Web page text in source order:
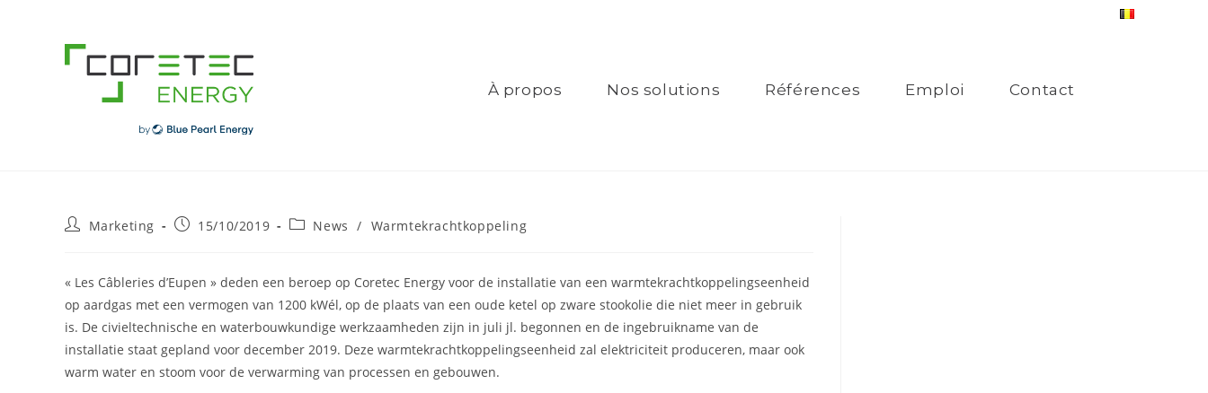
À propos Nos solutions Références Emploi Contact
PostMarketing
Post15/10/2019
PostNews / Warmtekrachtkoppeling
« Les Câbleries d’Eupen » deden een beroep op Coretec Energy voor de installatie van een warmtekrachtkoppelingseenheid
op aardgas met een vermogen van 1200 kWél, op de plaats van een oude ketel op zware stookolie die niet meer in gebruik
is. De civieltechnische en waterbouwkundige werkzaamheden zijn in juli jl. begonnen en de ingebruikname van de
installatie staat gepland voor december 2019. Deze warmtekrachtkoppelingseenheid zal elektriciteit produceren, maar ook
warm water en stoom voor de verwarming van processen en gebouwen.